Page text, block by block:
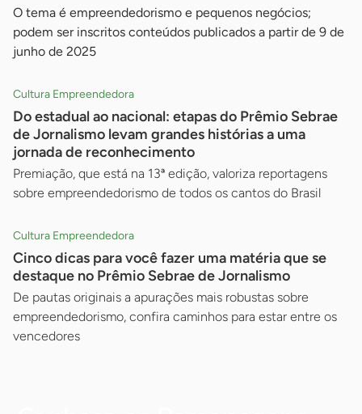
O tema é empreendedorismo e pequenos negócios;
podem ser inscritos conteúdos publicados a partir de 9 de
junho de 2025
Cultura Empreendedora
Do estadual ao nacional: etapas do Prêmio Sebrae
de Jornalismo levam grandes histórias a uma
jornada de reconhecimento
Premiação, que está na 13ª edição, valoriza reportagens
sobre empreendedorismo de todos os cantos do Brasil
Cultura Empreendedora
Cinco dicas para você fazer uma matéria que se
destaque no Prêmio Sebrae de Jornalismo
De pautas originais a apurações mais robustas sobre
empreendedorismo, confira caminhos para estar entre os
vencedores